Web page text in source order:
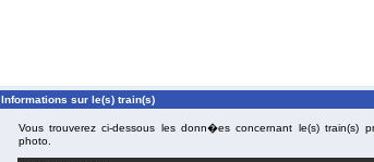
Informations sur le(s) train(s)
Vous trouverez ci-dessous les donn�es concernant le(s) train(s)
photo.